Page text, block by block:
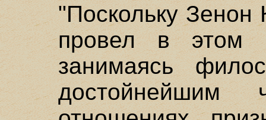
"Поскольку Зенон
провел в этом
занимаясь
достойнейшим